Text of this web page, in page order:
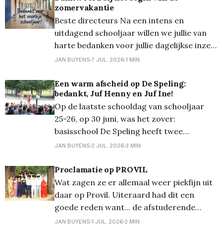
stil te blijven staan. “Ik wilde meer met
mijn leven dan thuis
zomervakantie
Beste directeurs Na een intens en
uitdagend schooljaar willen we jullie van
harte bedanken voor jullie dagelijkse inzet,
professionaliteit en onvermoeibaar
elke dag talloze bordjes tegelijk in de
lucht. Jullie geven richting, ondersteunen
jullie teams, begeleiden leerlingen, lossen
problemen op en bouwen samen met alle
JAN BUYENS 7 JUL. 2026 1 MIN
Een warm afscheid op De Speling:
bedankt, Juf Henny en Juf Ine!
Op de laatste schooldag van schooljaar
25-26, op 30 juni, was het zover:
basisschool De Speling heeft twee
vertrouwde en onmisbare gezichten
baken sinds 2002, en Juf Ine, de warme
basis van de voor- en naschoolse opvang.
Beiden kunnen nu gaan genieten van een
JAN BUYENS 2 JUL. 2026 3 MIN
Proclamatie op PROVIL
Wat zagen ze er allemaal weer piekfijn uit
daar op Provil. Uiteraard had dit een
goede reden want... de afstuderende
leerlingen mochten hun diploma komen
JAN BUYENS 1 JUL. 2026 2 MIN